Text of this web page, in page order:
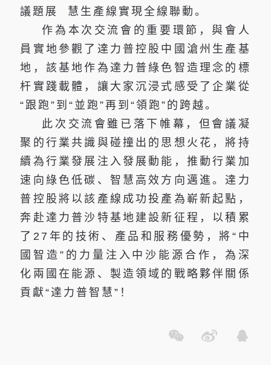
議題展 慧生產線實現全線聯動。
作為本次交流會的重要環節，與會人
員實地參觀了達力普控股中國滄州生產基
地，該基地作為達力普綠色智造理念的標
杆實踐載體，讓大家沉浸式感受了企業從
“跟跑”到“並跑”再到“領跑”的跨越。
此次交流會雖已落下帷幕，但會議凝
聚的行業共識與碰撞出的思想火花，將持
續為行業發展注入發展動能，推動行業加
速向綠色低碳、智慧高效方向邁進。達力
普控股將以該產線成功投產為嶄新起點，
奔赴達力普沙特基地建設新征程，以積累
了27年的技術、產品和服務優勢，將“中
國智造”的力量注入中沙能源合作，為深
化兩國在能源、製造領域的戰略夥伴關係
貢獻“達力普智慧”！